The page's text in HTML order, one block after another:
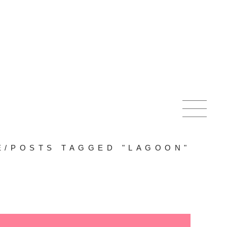
/ POSTS TAGGED "LAGOON"